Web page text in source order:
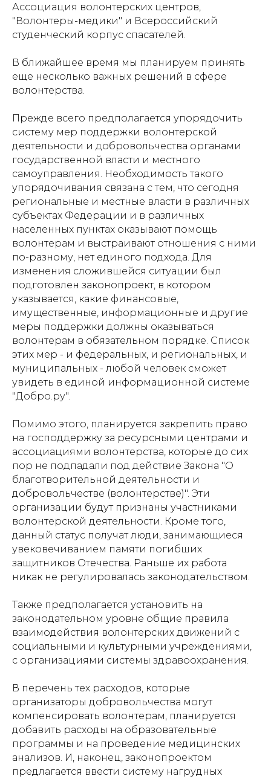
Ассоциация волонтерских центров,
"Волонтеры-медики" и Всероссийский
студенческий корпус спасателей.
В ближайшее время мы планируем принять
еще несколько важных решений в сфере
волонтерства.
Прежде всего предполагается упорядочить
систему мер поддержки волонтерской
деятельности и добровольчества органами
государственной власти и местного
самоуправления. Необходимость такого
упорядочивания связана с тем, что сегодня
региональные и местные власти в различных
субъектах Федерации и в различных
населенных пунктах оказывают помощь
волонтерам и выстраивают отношения с ними
по-разному, нет единого подхода. Для
изменения сложившейся ситуации был
подготовлен законопроект, в котором
указывается, какие финансовые,
имущественные, информационные и другие
меры поддержки должны оказываться
волонтерам в обязательном порядке. Список
этих мер - и федеральных, и региональных, и
муниципальных - любой человек сможет
увидеть в единой информационной системе
"Добро.ру".
Помимо этого, планируется закрепить право
на господдержку за ресурсными центрами и
ассоциациями волонтерства, которые до сих
пор не подпадали под действие Закона "О
благотворительной деятельности и
добровольчестве (волонтерстве)". Эти
организации будут признаны участниками
волонтерской деятельности. Кроме того,
данный статус получат люди, занимающиеся
увековечиванием памяти погибших
защитников Отечества. Раньше их работа
никак не регулировалась законодательством.
Также предполагается установить на
законодательном уровне общие правила
взаимодействия волонтерских движений с
социальными и культурными учреждениями,
с организациями системы здравоохранения.
В перечень тех расходов, которые
организаторы добровольчества могут
компенсировать волонтерам, планируется
добавить расходы на образовательные
программы и на проведение медицинских
анализов. И, наконец, законопроектом
предлагается ввести систему нагрудных